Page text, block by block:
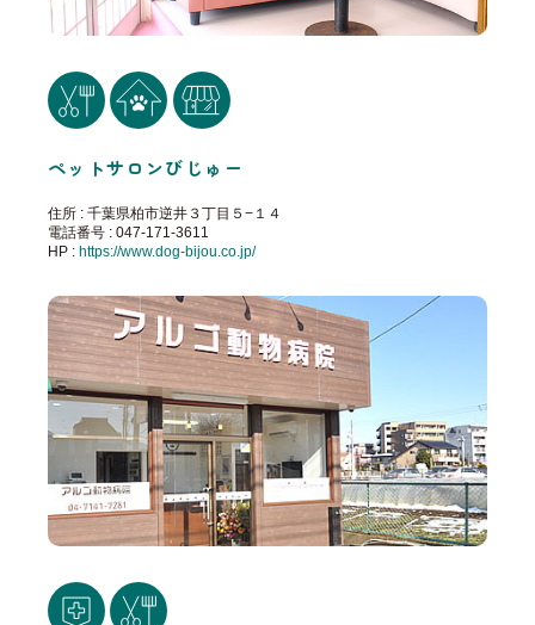
ペットサロンびじゅー
住所 : 千葉県柏市逆井３丁目５−１４
電話番号 : 047-171-3611
HP :https://www.dog-bijou.co.jp/